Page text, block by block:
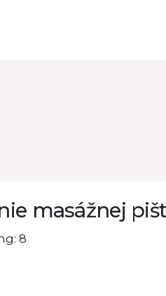
masážnej
8